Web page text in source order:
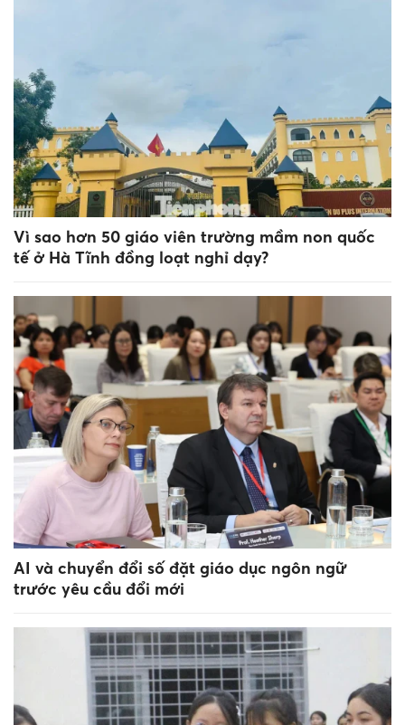
Vì sao hơn 50 giáo viên trường mầm non quốc
tế ở Hà Tĩnh đồng loạt nghỉ dạy?
AI và chuyển đổi số đặt giáo dục ngôn ngữ
trước yêu cầu đổi mới